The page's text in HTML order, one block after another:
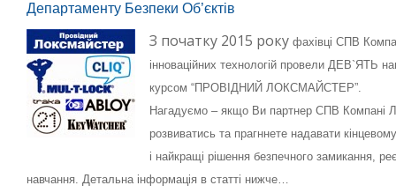
Департаменту Безпеки Об’єктів
З початку 2015 року фахівці СПВ
інноваційних технологій провели ДЕВ`ЯТЬ
курсом “ПРОВІДНИЙ ЛОКСМАЙСТЕР”.
Нагадуємо – якщо Ви партнер СПВ Компані
розвиватись тапрагннете надавати
і найкращі рішення безпечного замикання,
навчання. Детальна інформація в статті нижче…